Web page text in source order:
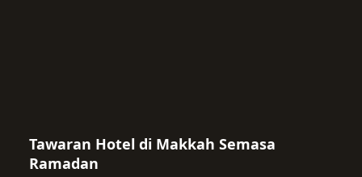
Tawaran Hotel di Makkah Semasa
Ramadan